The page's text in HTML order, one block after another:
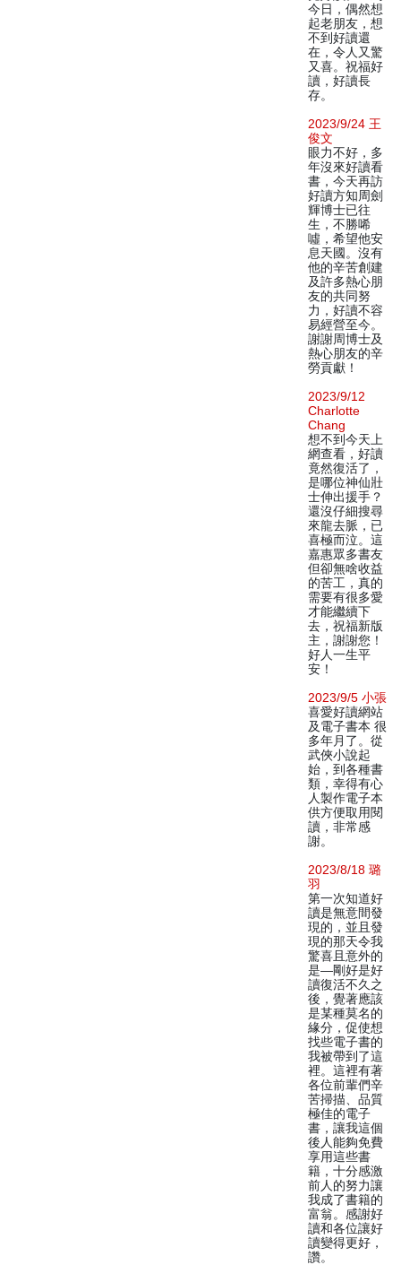
今日，偶然想
起老朋友，想
不到好讀還
在，令人又驚
又喜。祝福好
讀，好讀長
存。
2023/9/24 王
俊文
眼力不好，多
年沒來好讀看
書，今天再訪
好讀方知周劍
輝博士已往
生，不勝唏
噓，希望他安
息天國。沒有
他的辛苦創建
及許多熱心朋
友的共同努
力，好讀不容
易經營至今。
謝謝周博士及
熱心朋友的辛
勞貢獻！
2023/9/12
Charlotte
Chang
想不到今天上
網查看，好讀
竟然復活了，
是哪位神仙壯
士伸出援手？
還沒仔細搜尋
來龍去脈，已
喜極而泣。這
嘉惠眾多書友
但卻無啥收益
的苦工，真的
需要有很多愛
才能繼續下
去，祝福新版
主，謝謝您！
好人一生平
安！
2023/9/5 小張
喜愛好讀網站
及電子書本 很
多年月了。從
武俠小說起
始，到各種書
類，幸得有心
人製作電子本
供方便取用閱
讀，非常感
謝。
2023/8/18 璐
羽
第一次知道好
讀是無意間發
現的，並且發
現的那天令我
驚喜且意外的
是—剛好是好
讀復活不久之
後，覺著應該
是某種莫名的
緣分，促使想
找些電子書的
我被帶到了這
裡。這裡有著
各位前輩們辛
苦掃描、品質
極佳的電子
書，讓我這個
後人能夠免費
享用這些書
籍，十分感激
前人的努力讓
我成了書籍的
富翁。感謝好
讀和各位讓好
讀變得更好，
讚。